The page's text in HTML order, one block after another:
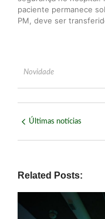
paciente permanece
PM, deve ser
Novidade
Últimas notícias
Related Posts: